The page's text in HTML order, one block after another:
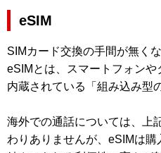
eSIM
SIMカード交換の手間が無く
eSIMとは、スマートフォン
内蔵されている「組み込み型
海外での通話については、上
わりありませんが、eSIMは